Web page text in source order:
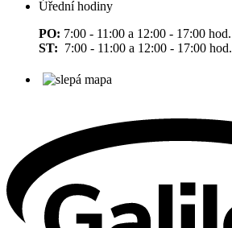
Úřední hodiny
PO: 7:00 - 11:00 a 12:00 - 17:00 hod.
ST: 7:00 - 11:00 a 12:00 - 17:00 hod.